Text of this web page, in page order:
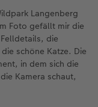
Langenberg
Foto gefällt mir die
die
schöne Katze. Die
in dem sich die
Kamera schaut,